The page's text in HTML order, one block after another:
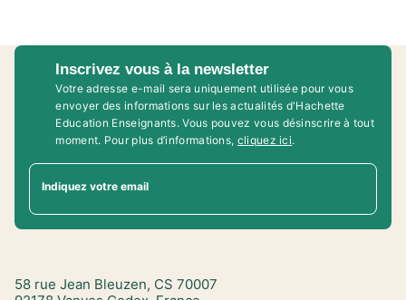
Inscrivez vous à la newsletter
Votre adresse e-mail sera uniquement utilisée pour vous
envoyer des informations sur les actualités d'Hachette
Education Enseignants. Vous pouvez vous désinscrire à tout
moment. Pour plus d’informations, cliquez ici.
Indiquez votre email
58 rue Jean Bleuzen, CS 70007